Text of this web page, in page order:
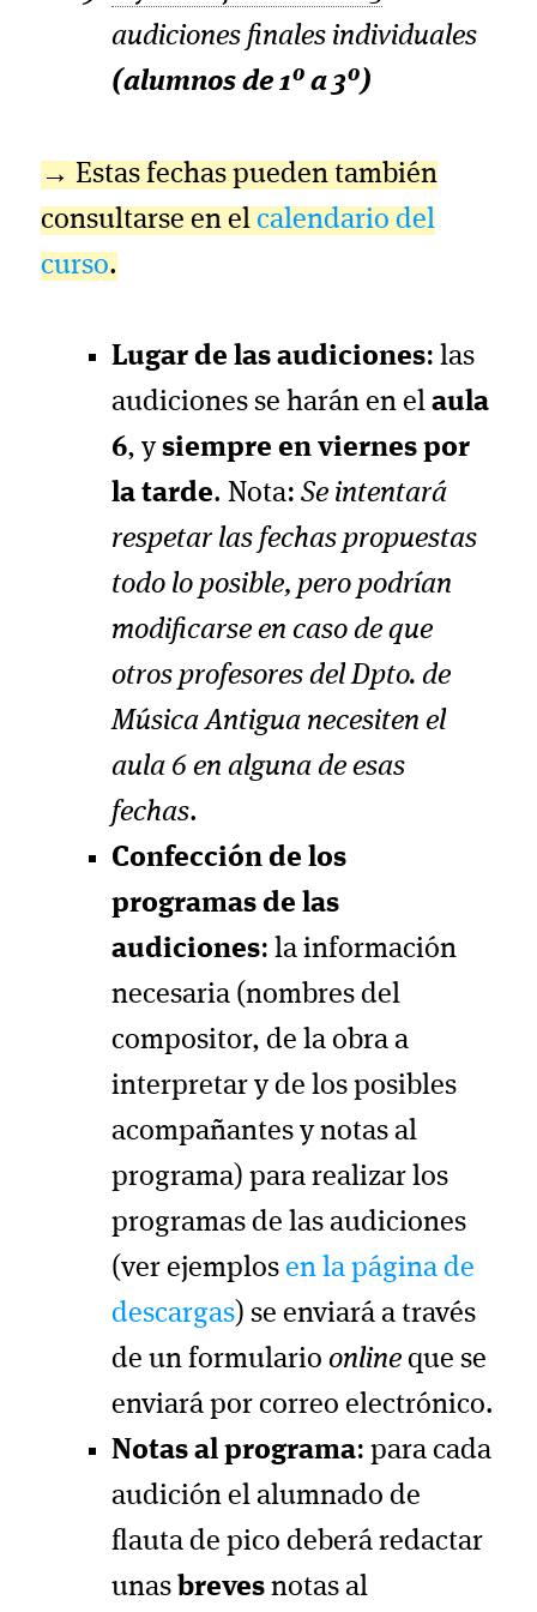
audiciones finales individuales
(alumnos de 1º a 3º)
→ Estas fechas pueden también
consultarse en elcalendario del
curso.
Lugar de las audiciones: las
audiciones se harán en elaula
6, ysiempre en viernes por
la tarde. Nota:Se intentará
respetar las fechas propuestas
todo lo posible, pero podrían
modificarse en caso de que
otros profesores del Dpto. de
Música Antigua necesiten el
aula 6 en alguna de esas
fechas.
Confección de los
programas de las
audiciones: la información
necesaria (nombres del
compositor, de la obra a
interpretar y de los posibles
acompañantes y notas al
programa) para realizar los
programas de las audiciones
(ver ejemplosen la página de
descargas) se enviará a través
de un formularioonline que se
enviará por correo electrónico.
Notas al programa: para cada
audición el alumnado de
flauta de pico deberá redactar
unas breves notas al